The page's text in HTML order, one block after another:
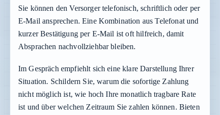
Sie können den Versorger telefonisch, schriftlich oder per
E-Mail ansprechen. Eine Kombination aus Telefonat und
kurzer Bestätigung per E-Mail ist oft hilfreich, damit
Absprachen nachvollziehbar bleiben.
Im Gespräch empfiehlt sich eine klare Darstellung Ihrer
Situation. Schildern Sie, warum die sofortige Zahlung
nicht möglich ist, wie hoch Ihre monatlich tragbare Rate
ist und über welchen Zeitraum Sie zahlen können. Bieten